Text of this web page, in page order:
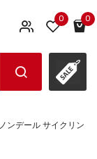
0 0
ンデール サイクリン